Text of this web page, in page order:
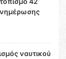
ναυτικού